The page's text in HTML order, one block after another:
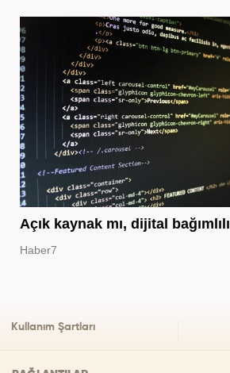
Açık kaynak mı, dijital
Haber7
Kullanım Şartları